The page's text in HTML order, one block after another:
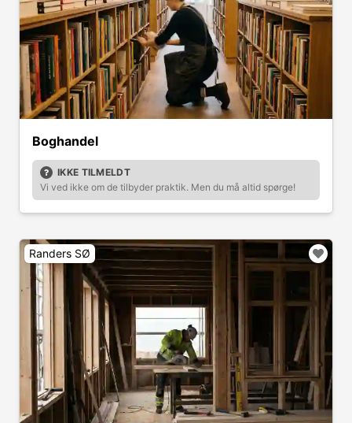
Boghandel
IKKE TILMELDT
Vi ved ikke om de tilbyder praktik. Men du må altid spørge!
Randers SØ